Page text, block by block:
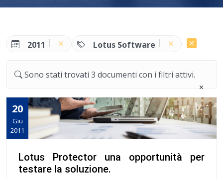
2011 Lotus Software
Sono stati trovati 3 documenti con i filtri attivi.
20
Giu
2011
Lotus Protector una opportunità per
testare la soluzione.